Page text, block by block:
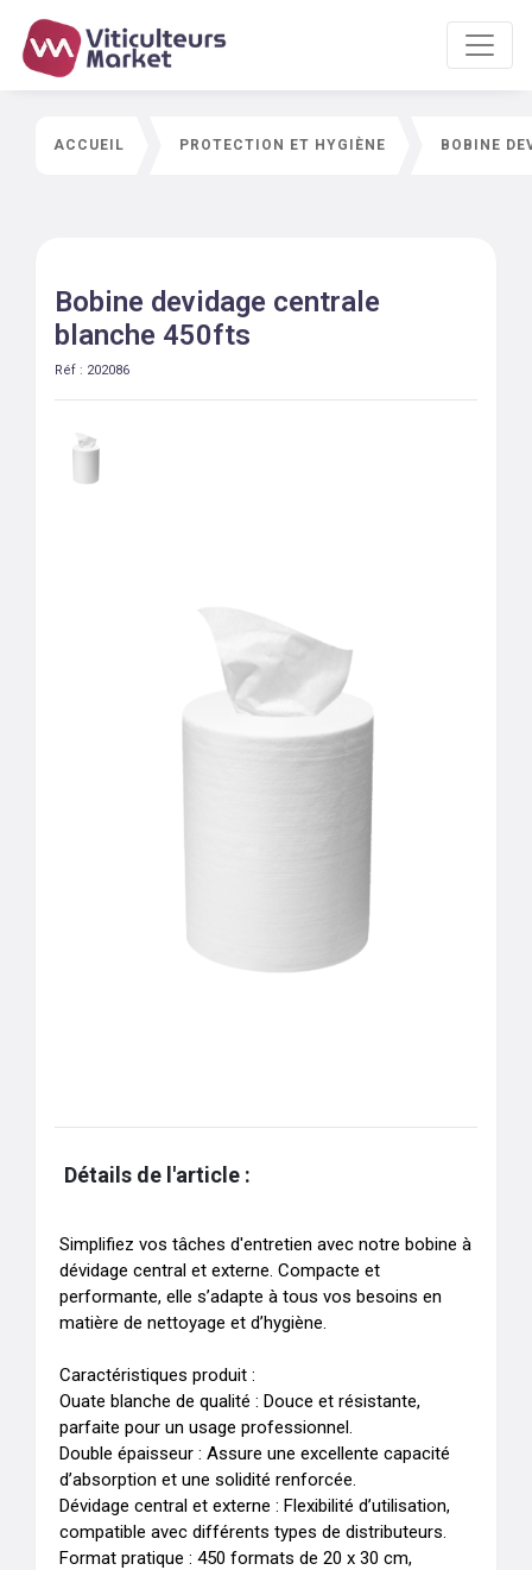
ACCUEIL PROTECTION ET HYGIÈNE BOBINE
Bobine devidage centrale
blanche 450fts
Réf : 202086
Détails de l'article :
Simplifiez vos tâches d'entretien avec notre bobine à
dévidage central et externe. Compacte et
performante, elle s’adapte à tous vos besoins en
matière de nettoyage et d’hygiène.
Caractéristiques produit :
Ouate blanche de qualité : Douce et résistante,
parfaite pour un usage professionnel.
Double épaisseur : Assure une excellente capacité
d’absorption et une solidité renforcée.
Dévidage central et externe : Flexibilité d’utilisation,
compatible avec différents types de distributeurs.
Format pratique : 450 formats de 20 x 30 cm,